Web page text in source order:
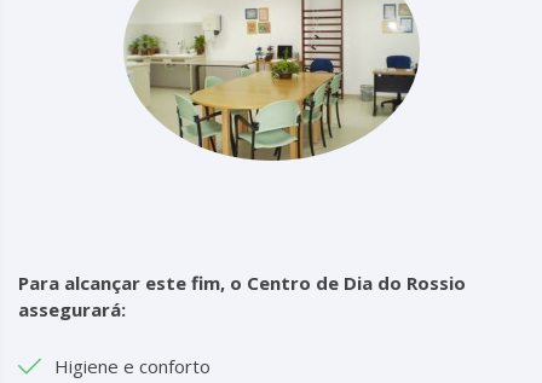
Para alcançar este fim, o Centro de Dia do Rossio
assegurará:
Higiene e conforto